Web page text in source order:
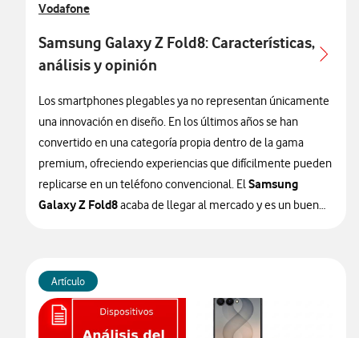
Ver más articulos relacionados con
Vodafone
Samsung Galaxy Z Fold8: Características,
análisis y opinión
Los smartphones plegables ya no representan únicamente
una innovación en diseño. En los últimos años se han
convertido en una categoría propia dentro de la gama
premium, ofreciendo experiencias que difícilmente pueden
replicarse en un teléfono convencional. ElSamsung
Galaxy Z Fold8acaba de llegar al mercado y es un buen
Presentado oficialmente el 22 de julio de 2026, este nuevo
modelo mantiene la filosofía de la familia Fold, pero
introduce mejoras que buscan hacer el dispositivo más
cómodo, ligero y potente.
Samsung reduce el grosor del
Artículo